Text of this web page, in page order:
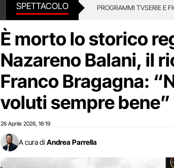
SPETTACOLO PROGRAMMI TVSERIE E
È morto lo storico
Nazareno Balani, il
Franco Bragagna:
voluti sempre bene”
26 Aprile 2026 16:19
A cura di Andrea Parrella